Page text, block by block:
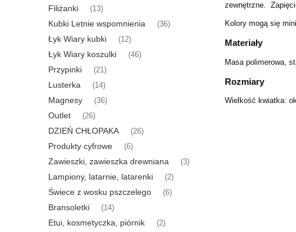
Filiżanki (13)
Kubki Letnie wspomnienia (36)
Łyk Wiary kubki (12)
Łyk Wiary koszulki (46)
Przypinki (21)
Lusterka (14)
Magnesy (36)
Outlet (26)
DZIEŃ CHŁOPAKA (26)
Produkty cyfrowe (6)
Zawieszki, zawieszka drewniana (3)
Lampiony, latarnie, latarenki (2)
Świece z wosku pszczelego (6)
Bransoletki (14)
Etui, kosmetyczka, piórnik (2)
zewnętrzne.
Kolory mogą się
Materiały
Masa polimerowa,
Rozmiary
Wielkość kwiatka: